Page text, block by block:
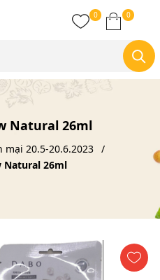
0 0
Natural 26ml
mại 20.5-20.6.2023
Natural 26ml